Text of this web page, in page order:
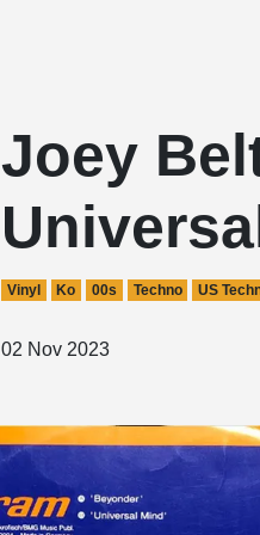
Joey
Vinyl Ko 00s Techno US
02 Nov 2023